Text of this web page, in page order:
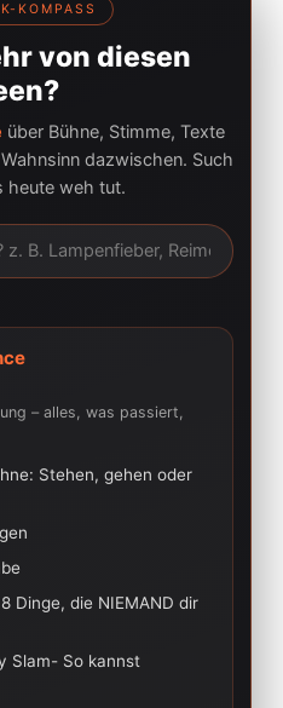
KOMPASS
von diesen
über Bühne, Stimme, Texte
dazwischen. Such
heute weh tut.
– alles, was passiert,
Stehen, gehen oder
Dinge, die NIEMAND dir
Slam- So kannst